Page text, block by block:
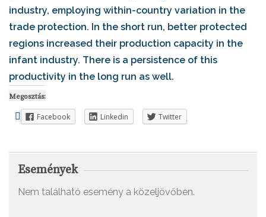
industry, employing within-country variation in the
trade protection. In the short run, better protected
regions increased their production capacity in the
infant industry. There is a persistence of this
productivity in the long run as well.
Megosztás:
Facebook Linkedin Twitter
Események
Nem található esemény a közeljövőben.